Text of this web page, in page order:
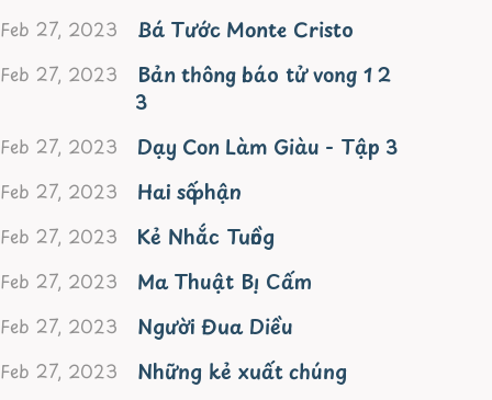
Feb 27, 2023 Bá Tước Monte Cristo
Feb 27, 2023
Bản thông báo tử vong 1 2
3
Feb 27, 2023 Dạy Con Làm Giàu - Tập 3
Feb 27, 2023 Hai số phận
Feb 27, 2023 Kẻ Nhắc Tuồng
Feb 27, 2023 Ma Thuật Bị Cấm
Feb 27, 2023 Người Đua Diều
Feb 27, 2023 Những kẻ xuất chúng